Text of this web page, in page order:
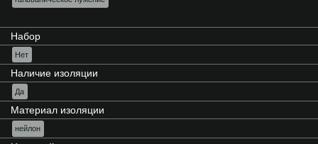
Набор
Нет
Наличие изоляции
Да
Материал изоляции
нейлон